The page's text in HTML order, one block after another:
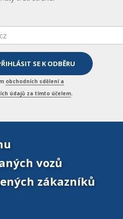
obchodních sdělení a
údajů za tímto účelem.
vozů
zákazníků